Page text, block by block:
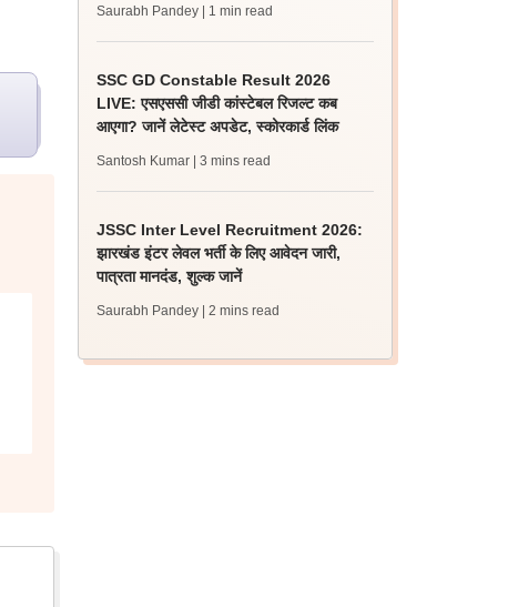
Saurabh Pandey | 1 min read
SSC GD Constable Result 2026
LIVE: एसएससी जीडी कांस्टेबल रिजल्ट कब
आएगा? जानें लेटेस्ट अपडेट, स्कोरकार्ड लिंक
Santosh Kumar | 3 mins read
JSSC Inter Level Recruitment 2026:
झारखंड इंटर लेवल भर्ती के लिए आवेदन जारी,
पात्रता मानदंड, शुल्क जानें
Saurabh Pandey | 2 mins read